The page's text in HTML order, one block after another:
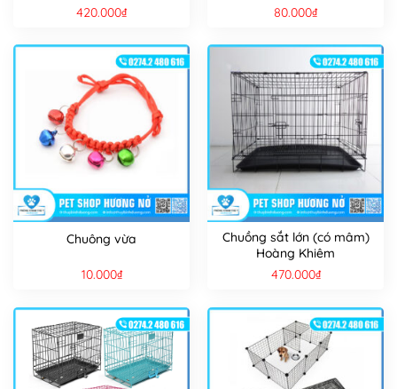
420.000₫ 80.000₫
Chuông vừa
10.000₫
Chuồng sắt lớn (có mâm)
Hoàng Khiêm
470.000₫